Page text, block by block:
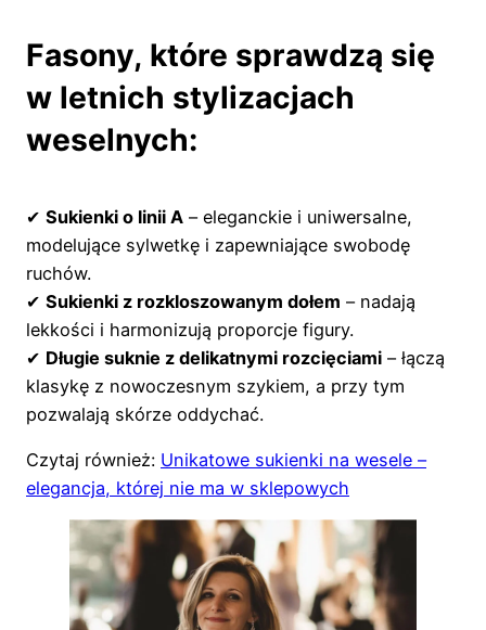
Fasony, które sprawdzą się
w letnich stylizacjach
weselnych:
✔ Sukienki o linii A – eleganckie i uniwersalne,
modelujące sylwetkę i zapewniające swobodę
ruchów.
✔ Sukienki z rozkloszowanym dołem – nadają
lekkości i harmonizują proporcje figury.
✔ Długie suknie z delikatnymi rozcięciami – łączą
klasykę z nowoczesnym szykiem, a przy tym
pozwalają skórze oddychać.
Czytaj również: Unikatowe sukienki na wesele –
elegancja, której nie ma w sklepowych